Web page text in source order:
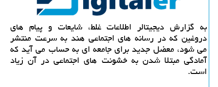
به گزارش دیجیتالر اطلاعات غلط، شایعات و پیام های
دروغین كه در رسانه های اجتماعی هند به سرعت منتشر
می شود، معضل جدید برای جامعه ای به حساب می آید كه
آمادگی مبتلا شدن به خشونت های اجتماعی در آن زیاد
است.